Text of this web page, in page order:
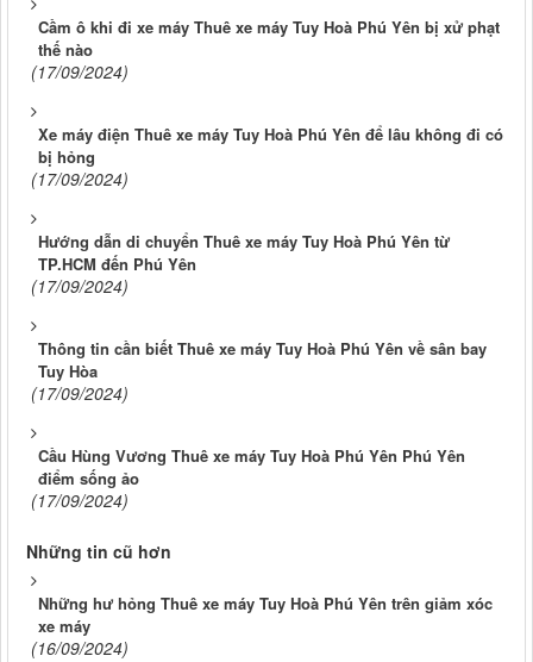
Cầm ô khi đi xe máy Thuê xe máy Tuy Hoà Phú Yên bị xử phạt
thế nào
(17/09/2024)
Xe máy điện Thuê xe máy Tuy Hoà Phú Yên để lâu không đi có
bị hỏng
(17/09/2024)
Hướng dẫn di chuyển Thuê xe máy Tuy Hoà Phú Yên từ
TP.HCM đến Phú Yên
(17/09/2024)
Thông tin cần biết Thuê xe máy Tuy Hoà Phú Yên về sân bay
Tuy Hòa
(17/09/2024)
Cầu Hùng Vương Thuê xe máy Tuy Hoà Phú Yên Phú Yên
điểm sống ảo
(17/09/2024)
Những tin cũ hơn
Những hư hỏng Thuê xe máy Tuy Hoà Phú Yên trên giảm xóc
xe máy
(16/09/2024)